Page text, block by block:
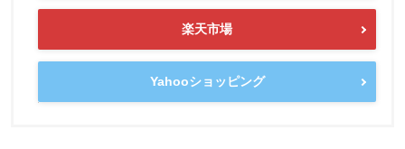
楽天市場
Yahooショッピング